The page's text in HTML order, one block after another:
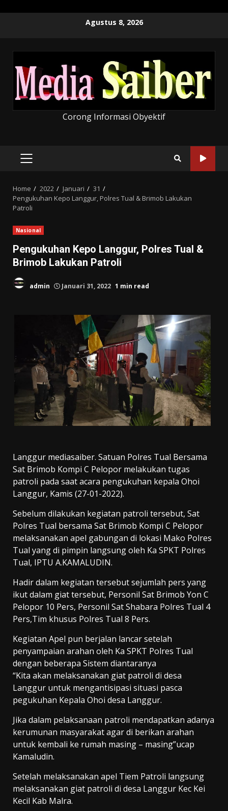
Agustus 8, 2026
Corong Informasi Obyektif
PRIMARY
Home 2022 Januari
31
Pengukuhan Kepo Langgur, Polres Tual & Brimob Lakukan
Patroli
Nasional
Pengukuhan Kepo Langgur, Polres Tual &
Brimob Lakukan Patroli
admin Januari 31, 2022 1 min read
Langgur mediasaiber. Satuan Polres Tual Bersama
Sat Brimob Kompi C Pelopor melakukan tugas
patroli pada saat acara pengukuhan kepala Ohoi
Langgur, Kamis (27-01-2022).
Sebelum dilakukan kegiatan patroli tersebut, Sat
Polres Tual bersama Sat Brimob Kompi C Pelopor
melaksanakan apel gabungan di lokasi Mako Polres
Tual yang di pimpin langsung oleh Ka SPKT Polres
Tual, IPTU A.KAMALUDIN.
Hadir dalam kegiatan tersebut sejumlah pers yang
ikut dalam giat tersebut, Personil Sat Brimob Yon C
Pelopor 10 Pers, Personil Sat Shabara Polres Tual 4
Pers,Tim khusus Polres Tual 8 Pers.
Kegiatan Apel pun berjalan lancar setelah
penyampaian arahan oleh Ka SPKT Polres Tual
dengan beberapa Sistem diantaranya
“Kita akan melaksanakan giat patroli di desa
Langgur untuk mengantisipasi situasi pasca
pegukuhan Kepala Ohoi desa Langgur.
Jika dalam pelaksanaan patroli mendapatkan adanya
kerumunan masyarakat agar di berikan arahan
untuk kembali ke rumah masing – masing”ucap
Kamaludin.
Setelah melaksanakan apel Tiem Patroli langsung
melaksanakan giat patroli di desa Langgur Kec Kei
Kecil Kab Malra.